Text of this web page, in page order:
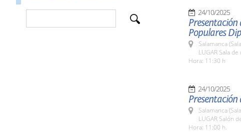
24/10/2025
Presentación
Populares
Salamanca
LUGAR Sala
Hora: 11:30 h
24/10/2025
Salamanca
LUGAR Salón
Hora: 11:00 h.